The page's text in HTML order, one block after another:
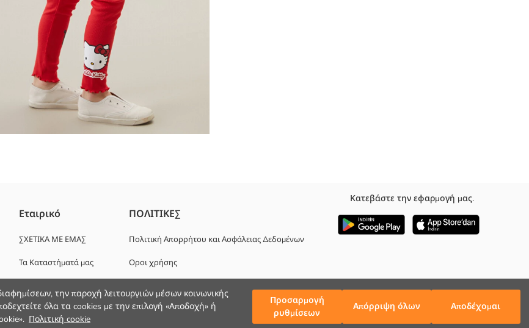
την παροχή λειτουργιών μέσων κοινωνικής
όλα τα cookies με την επιλογή «Αποδοχή» ή
Πολιτική cookie
Προσαρμογή
ρυθμίσεων
Απόρριψη όλων Αποδέχομαι
ύφασμα με υψηλή περιεκτικότητα σε βαμβάκι Ελαστική μέση, με εκτύπωση και με βολάν στα στριφώματα
Εταιρικό
ΣΧΕΤΙΚΑ ΜΕ ΕΜΑΣ
Τα Καταστήματά μας
Εταιρική Υποστήριξη
ΠΟΛΙΤΙΚΕΣ
Πολιτική Απορρήτου και Ασφάλειας Δεδομένων
Οροι χρήσης
Κατεβάστε την εφαρμογή μας.